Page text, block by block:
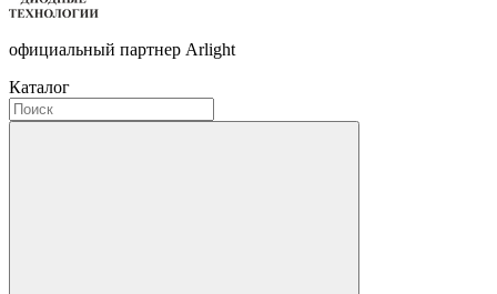
официальный партнер Arlight
Каталог